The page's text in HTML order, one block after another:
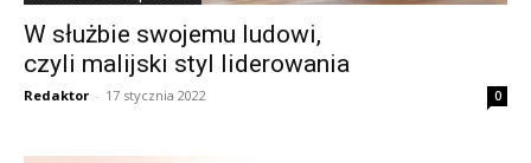
W służbie swojemu ludowi,
czyli malijski styl liderowania
Redaktor - 17 stycznia 2022 0